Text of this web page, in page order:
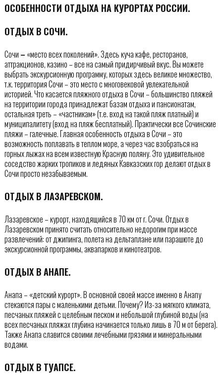
ОСОБЕННОСТИ ОТДЫХА НА КУРОРТАХ РОССИИ.
ОТДЫХ В СОЧИ.
Сочи – «место всех поколений». Здесь куча кафе, ресторанов,
аттракционов, казино – все на самый придирчивый вкус. Вы можете
выбрать экскурсионную программу, которых здесь великое множество,
т.к. территория Сочи – это место с многовековой увлекательной
историей. Что касается пляжного отдыха в Сочи – большинство пляжей
на территории города принадлежат базам отдыха и пансионатам,
остальная треть – «частникам» (т.е. вход на такой пляж платный) и
муниципалитету (вход на пляж бесплатный). Практически все Сочинские
пляжи – галечные. Главная особенность отдыха в Сочи – это
возможность поплавать в теплом море, а через час взобраться на
горных лыжах на всем известную Красную поляну. Это удивительное
соседство жарких тропиков и ледяных Кавказских гор делают отдых в
Сочи просто незабываемым.
ОТДЫХ В ЛАЗАРЕВСКОМ.
Лазаревское – курорт, находящийся в 70 км от г. Сочи. Отдых в
Лазаревском принято считать относительно недорогим при массе
развлечений: от джипинга, полета на дельтаплане или парашюте до
экскурсионной программы, аквапарков и кинотеатров.
ОТДЫХ В АНАПЕ.
Анапа – «детский курорт». В основной своей массе именно в Анапу
стекаются пары с маленькими детьми. Почему? Из-за мягкого климата,
песчаных пляжей с целебным песком и небольшой глубиной воды (на
всех песчаных пляжах глубина начинается только лишь в 70 м от берега).
Также Анапа славится своими лечебными грязями и минеральными
водами.
ОТДЫХ В ТУАПСЕ.